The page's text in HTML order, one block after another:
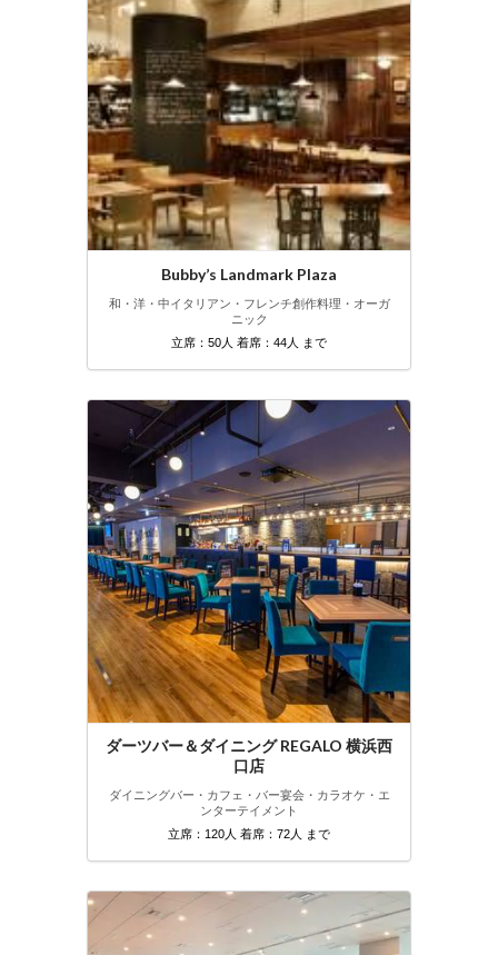
Bubby’s Landmark Plaza
和・洋・中イタリアン・フレンチ創作料理・オーガ
ニック
立席：50人 着席：44人 まで
ダーツバー＆ダイニング REGALO 横浜西
口店
ダイニングバー・カフェ・バー宴会・カラオケ・エ
ンターテイメント
立席：120人 着席：72人 まで